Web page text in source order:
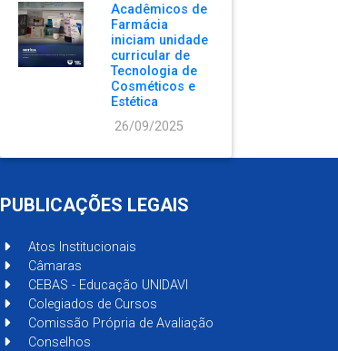
Acadêmicos de
Farmácia
iniciam unidade
curricular de
Tecnologia de
Cosméticos e
Estética
26/09/2025
PUBLICAÇÕES LEGAIS
Atos Institucionais
Câmaras
CEBAS - Educação UNIDAVI
Colegiados de Cursos
Comissão Própria de Avaliação
Conselhos